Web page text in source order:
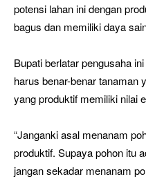
potensi lahan ini dengan
bagus dan memiliki daya
Bupati berlatar pengusaha
harus benar-benar tanaman
yang produktif memiliki nilai
“Janganki asal menanam
produktif. Supaya pohon itu
jangan sekadar menanam